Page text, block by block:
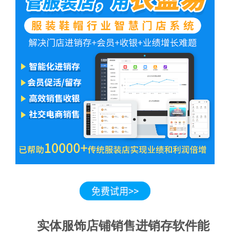
实体服饰店铺销售进销存软件能